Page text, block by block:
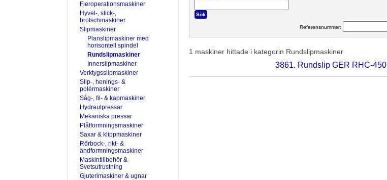
Fleroperationsmaskiner
Hyvel-, stick-,
brotschmaskiner
Slipmaskiner
Planslipmaskiner med
horisontell spindel
Rundslipmaskiner
Innerslipmaskiner
Verktygsslipmaskiner
Slip-, henings- &
polérmaskiner
Såg-, fil- & kapmaskiner
Hydraulpressar
Mekaniska pressar
Plåtformningsmaskiner
Saxar & klippmaskiner
Rörbock-, rikt- &
ändformningsmaskiner
Maskintillbehör &
Svetsutrustning
Gjuterimaskiner & ugnar
Referensnummer:
1 maskiner hittade i kategorin Rundslipmaskiner
3861. Rundslip GER RHC-450